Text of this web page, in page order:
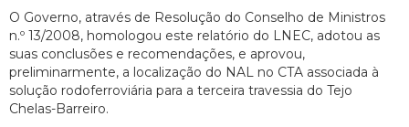
O Governo, através de Resolução do Conselho de Ministros
n.º 13/2008, homologou este relatório do LNEC, adotou as
suas conclusões e recomendações, e aprovou,
preliminarmente, a localização do NAL no CTA associada à
solução rodoferroviária para a terceira travessia do Tejo
Chelas-Barreiro.